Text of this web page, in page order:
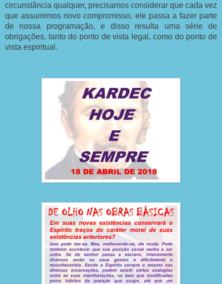
circunstância qualquer, precisamos considerar que cada vez
que assumimos novo compromisso, ele passa a fazer parte
de nossa programação, e disso resulta uma série de
obrigações, tanto do ponto de vista legal, como do ponto de
vista espiritual.